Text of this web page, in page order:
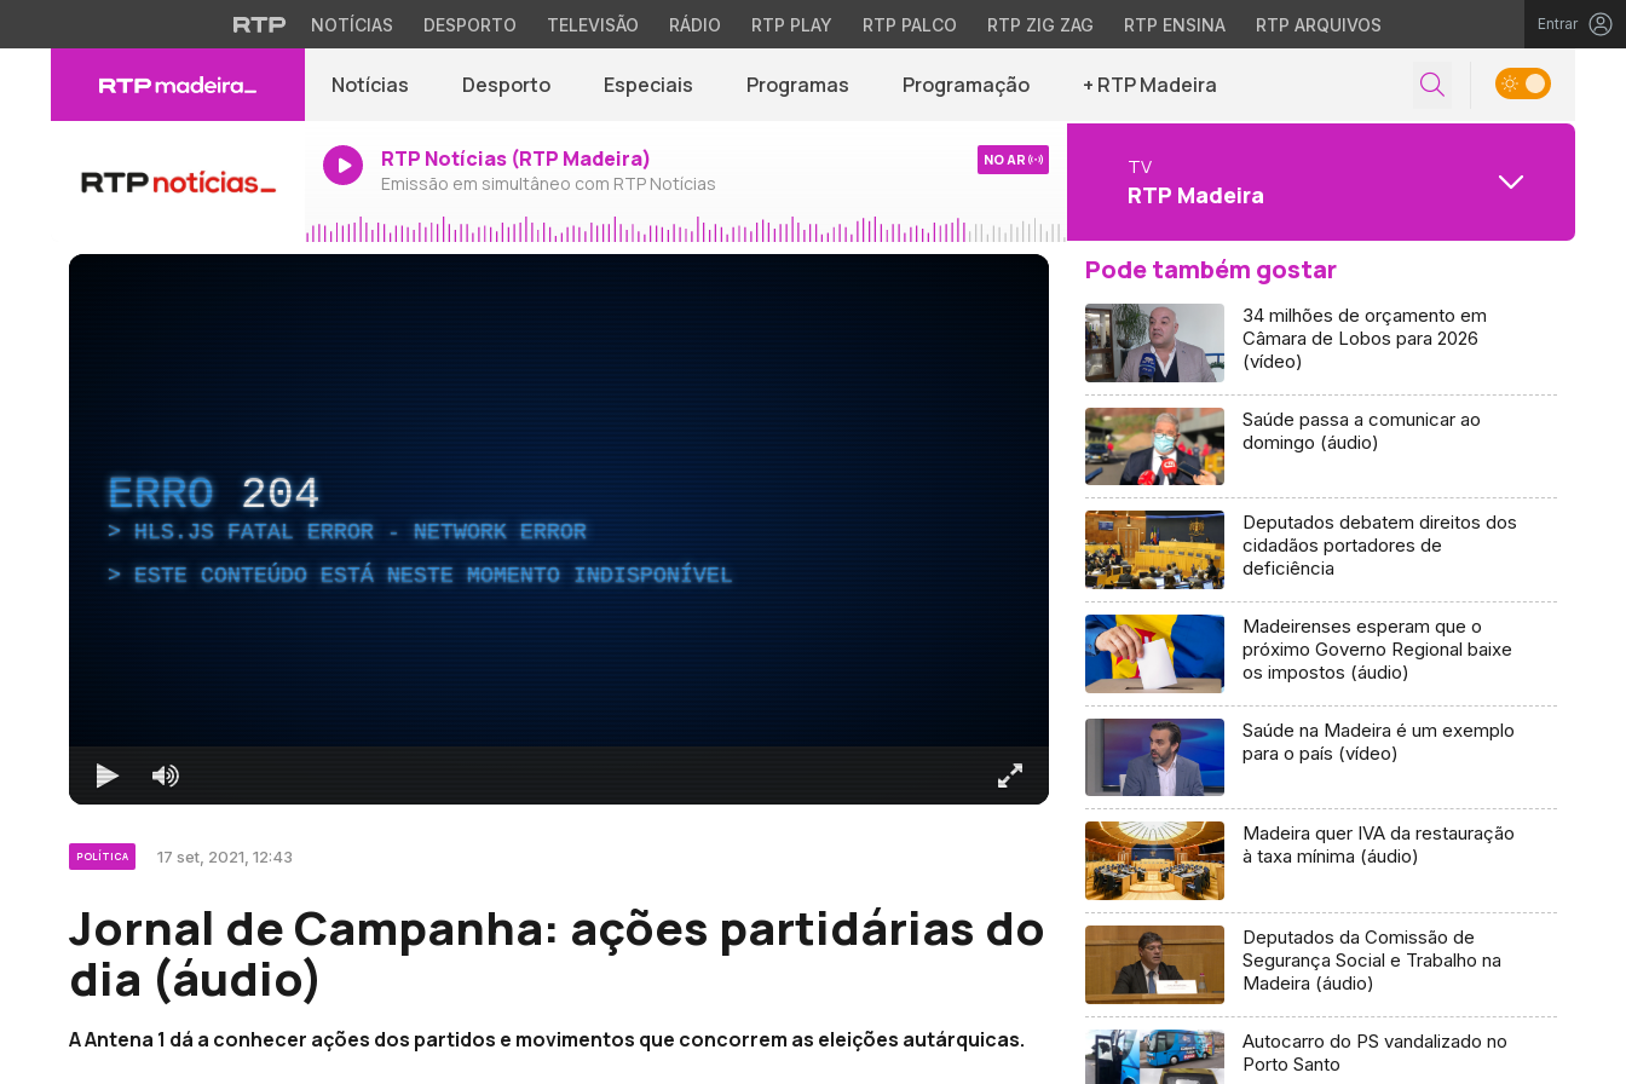
NOTÍCIAS DESPORTO TELEVISÃO RÁDIO RTP PLAY RTP PALCO RTP ZIG ZAG RTP ENSINA RTP ARQUIVOS Entrar
Notícias Desporto Especiais Programas Programação + RTP Madeira
RTP Notícias (RTP Madeira)
Emissão em simultâneo com RTP Notícias
NO AR TV
RTP Madeira
ERRO 204
HLS.JS FATAL ERROR - NETWORK ERROR
ESTE CONTEÚDO ESTÁ NESTE MOMENTO INDISPONÍVEL
POLÍTICA 17 set, 2021, 12:43
Jornal de Campanha: ações partidárias do
dia (áudio)
A Antena 1 dá a conhecer ações dos partidos e movimentos que concorrem as eleições autárquicas.
Pode também gostar
34 milhões de orçamento em
Câmara de Lobos para 2026
(vídeo)
Saúde passa a comunicar ao
domingo (áudio)
Deputados debatem direitos dos
cidadãos portadores de
deficiência
Madeirenses esperam que o
próximo Governo Regional baixe
os impostos (áudio)
Saúde na Madeira é um exemplo
para o país (vídeo)
Madeira quer IVA da restauração
à taxa mínima (áudio)
Deputados da Comissão de
Segurança Social e Trabalho na
Madeira (áudio)
Autocarro do PS vandalizado no
Porto Santo